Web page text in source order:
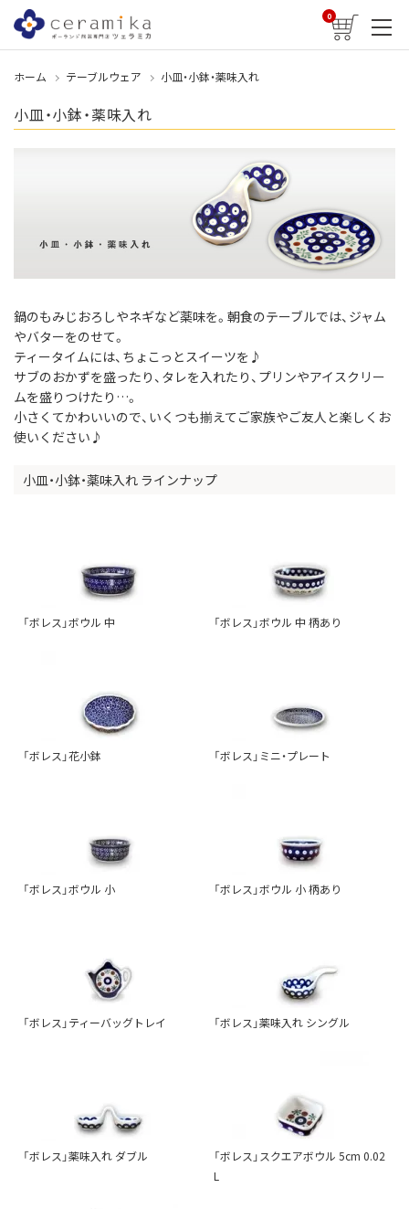
0
ホーム テーブルウェア 小皿・小鉢・薬味入れ
小皿・小鉢・薬味入れ
鍋のもみじおろしやネギなど薬味を。朝食のテーブルでは、ジャム
やバターをのせて。
ティータイムには、ちょこっとスイーツを♪
サブのおかずを盛ったり、タレを入れたり、プリンやアイスクリー
ムを盛りつけたり…。
小さくてかわいいので、いくつも揃えてご家族やご友人と楽しくお
使いください♪
小皿・小鉢・薬味入れ ラインナップ
「ボレス」ボウル 中 「ボレス」ボウル 中 柄あり
「ボレス」花小鉢 「ボレス」ミニ・プレート
「ボレス」ボウル 小 「ボレス」ボウル 小 柄あり
「ボレス」ティーバッグトレイ 「ボレス」薬味入れ シングル
「ボレス」薬味入れ ダブル
「ボレス」スクエアボウル 5cm 0.02
L